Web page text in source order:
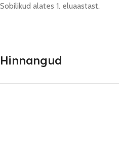
Sobilikud alates 1. eluaastast.
Hinnangud